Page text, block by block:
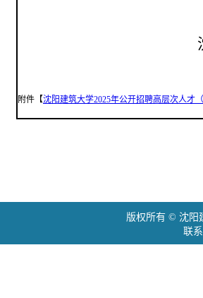
沈阳建
附件【沈阳建筑大学2025年公开招聘高层次人才
版权所有 © 沈阳
联